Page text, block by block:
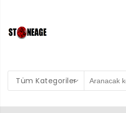
Tüm Kategoriler